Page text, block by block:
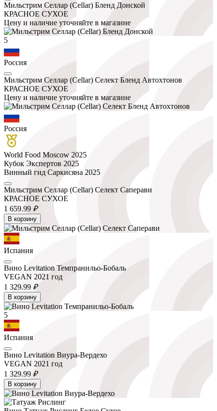
Мильстрим Селлар (Cellar) Бленд Донской
КРАСНОЕ СУХОЕ
Цену и наличие уточняйте в магазине
5
Россия
Мильстрим Селлар (Cellar) Селект Бленд Автохтонов
КРАСНОЕ СУХОЕ
Цену и наличие уточняйте в магазине
Россия
World Food Moscow 2025
Кубок Экспертов 2025
Винный гид Саркисяна 2025
Мильстрим Селлар (Cellar) Селект Саперави
КРАСНОЕ СУХОЕ
1 659.99 ₽
В корзину
Испания
Вино Levitation Темпранильо-Бобаль
VEGAN 2021 год
1 329.99 ₽
В корзину
5
Испания
Вино Levitation Виура-Вердехо
VEGAN 2021 год
1 329.99 ₽
В корзину